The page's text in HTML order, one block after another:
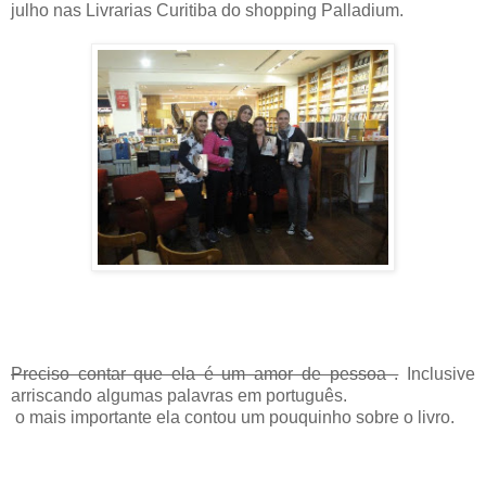
julho nas Livrarias Curitiba do shopping Palladium.
Preciso contar que ela é um amor de pessoa .Inclusive
arriscando algumas palavras em português.
o mais importante ela contou um pouquinho sobre o livro.